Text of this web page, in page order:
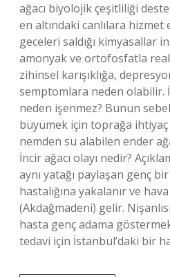
ağacı biyolojik çeşitliliği
en altındaki canlılara hizmet
geceleri saldığı kimyasallar
amonyak ve ortofosfatla
zihinsel karışıklığa,
semptomlara neden olabilir.
neden işenmez? Bunun
büyümek için toprağa ihtiyaç
nemden su alabilen ender
İncir ağacı olayı nedir?
aynı yatağı paylaşan genç
hastalığına yakalanır ve
(Akdağmadeni) gelir.
hasta genç adama
tedavi için İstanbul’daki bir